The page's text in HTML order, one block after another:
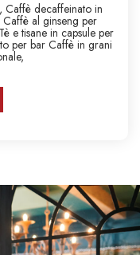
Caffè decaffeinato in
Caffè al ginseng per
Tè e tisane in capsule per
per bar Caffè in grani